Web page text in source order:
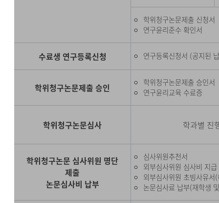
학위청구논문제출 신청서
연구윤리준수 확인서
수료생 연구등록신청 연구등록신청서 (공지된
학위청구논문제출 승인
학위청구논문제출 승인서
연구윤리교육 수료증
학위청구논문심사 학과별 진
학위청구논문 심사위원 명단
제출
논문심사비 납부
심사위원추천서
외부심사위원 심사비 지
외부심사위원 초빙사유서
논문심사료 납부(재학생